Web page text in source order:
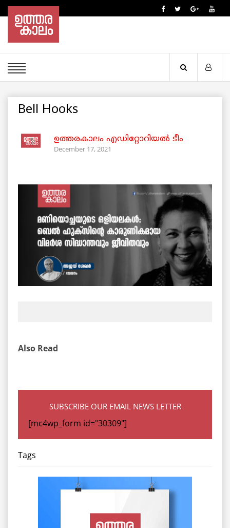
Bell Hooks
ഉത്തരകാലം എഡിറ്റോറിയല്‍ ടീം
December 17, 2021
Also Read
SUBSCRIBE OUR EMAIL NEWS LETTER
[mc4wp_form id="30309"]
Tags